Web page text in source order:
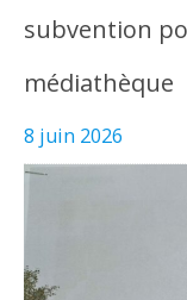
subvention
médiathèque
8 juin 2026